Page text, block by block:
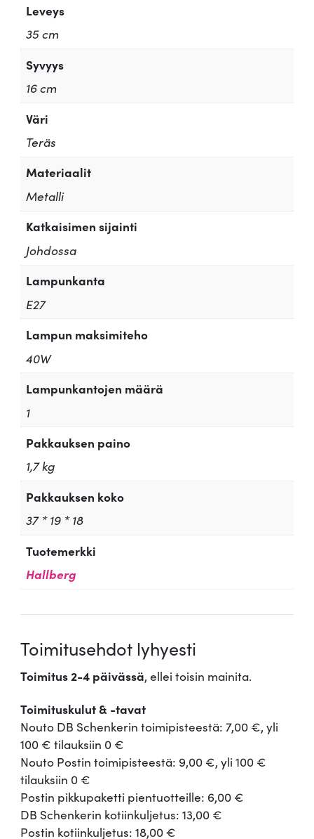
Leveys
35 cm
Syvyys
16 cm
Väri
Teräs
Materiaalit
Metalli
Katkaisimen sijainti
Johdossa
Lampunkanta
E27
Lampun maksimiteho
40W
Lampunkantojen määrä
1
Pakkauksen paino
1,7 kg
Pakkauksen koko
37 * 19 * 18
Tuotemerkki
Hallberg
Toimitusehdot lyhyesti
Toimitus 2-4 päivässä, ellei toisin mainita.
Toimituskulut & -tavat
Nouto DB Schenkerin toimipisteestä: 7,00 €, yli
100 € tilauksiin 0 €
Nouto Postin toimipisteestä: 9,00 €, yli 100 €
tilauksiin 0 €
Postin pikkupaketti pientuotteille: 6,00 €
DB Schenkerin kotiinkuljetus: 13,00 €
Postin kotiinkuljetus: 18,00 €